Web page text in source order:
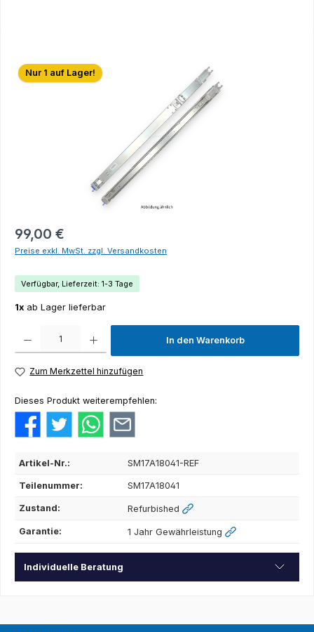
Bildergalerie überspringen
Nur 1 auf Lager!
99,00 €
Preise exkl. MwSt. zzgl. Versandkosten
Verfügbar, Lieferzeit: 1-3 Tage
1x ab Lager lieferbar
In den Warenkorb
Zum Merkzettel hinzufügen
Dieses Produkt weiterempfehlen:
Artikel-Nr.: SM17A18041-REF
Teilenummer: SM17A18041
Zustand: Refurbished
Garantie: 1 Jahr Gewährleistung
Individuelle Beratung